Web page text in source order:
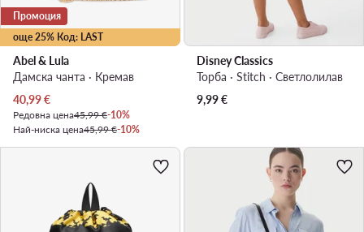
още 25% Код: LAST
Промоция
Abel & Lula
Дамска чанта · Кремав
Актуална цена
40,99€
Редовна цена45,99 €-10%
Най-ниска цена45,99 €-10%
Disney Classics
Торба · Stitch · Светлолилав
9,99€